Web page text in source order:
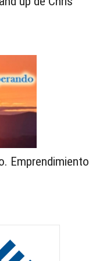
Emprendimiento